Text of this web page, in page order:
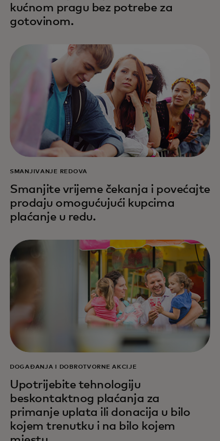
kućnom pragu bez potrebe za
gotovinom.
SMANJIVANJE REDOVA
Smanjite vrijeme čekanja i povećajte
prodaju omogućujući kupcima
plaćanje u redu.
DOGAĐANJA I DOBROTVORNE AKCIJE
Upotrijebite tehnologiju
beskontaktnog plaćanja za
primanje uplata ili donacija u bilo
kojem trenutku i na bilo kojem